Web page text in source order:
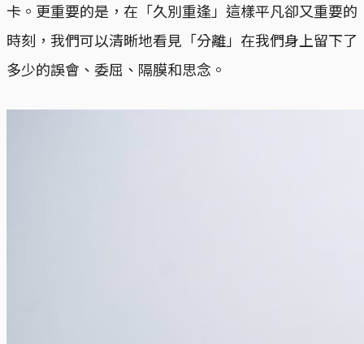
卡。更重要的是，在「久別重逢」這樣平凡卻又重要的
時刻，我們可以清晰地看見「分離」在我們身上留下了
多少的誤會、委屈、隔膜和思念。